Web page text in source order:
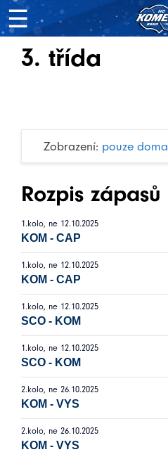
☰
3. třída
Zobrazení: pouze doma
Rozpis zápasů
1.kolo, ne 12.10.2025
KOM - CAP
1.kolo, ne 12.10.2025
KOM - CAP
1.kolo, ne 12.10.2025
SCO - KOM
1.kolo, ne 12.10.2025
SCO - KOM
2.kolo, ne 26.10.2025
KOM - VYS
2.kolo, ne 26.10.2025
KOM - VYS